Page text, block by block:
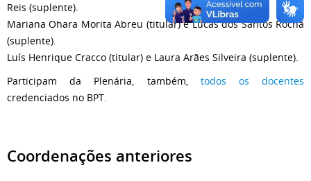
Reis (suplente).
Mariana Ohara Morita Abreu (titular) e Lucas dos Santos Rocha
(suplente).
Luís Henrique Cracco (titular) e Laura Arães Silveira (suplente).
Participam da Plenária, também, todos os docentes
credenciados no BPT.
Coordenações anteriores